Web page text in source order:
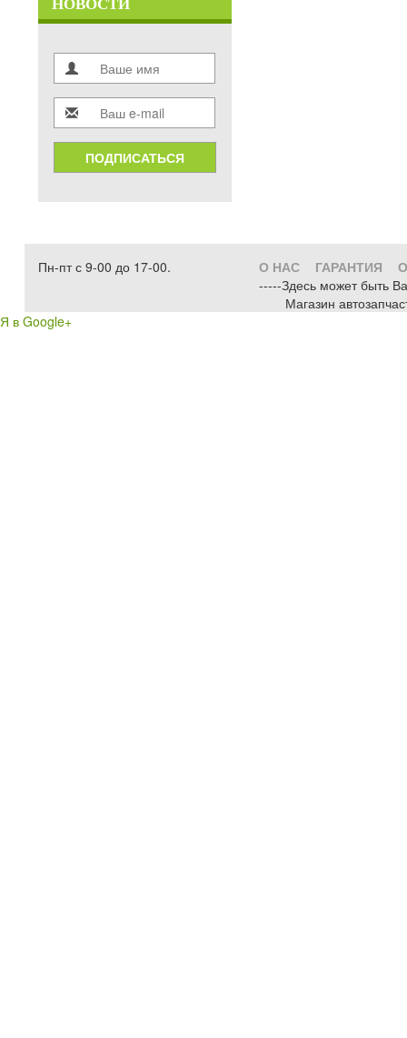
НОВОСТИ
ПОДПИСАТЬСЯ
Пн-пт с 9-00 до 17-00. О НАС ГАРАНТИЯ
-----Здесь может быть
Магазин
Я в Google+